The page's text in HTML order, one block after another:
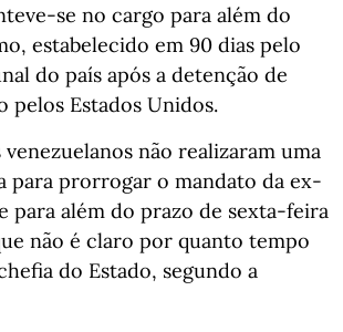
se no cargo para além do
estabelecido em 90 dias pelo
do país após a detenção de
pelos Estados Unidos.
não realizaram uma
para prorrogar o mandato da ex-
para além do prazo de sexta-feira
não é claro por quanto tempo
do Estado, segundo a